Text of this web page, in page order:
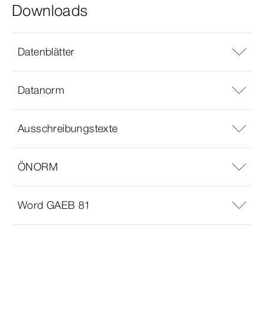
Downloads
Datenblätter
Datanorm
Ausschreibungstexte
ÖNORM
Word GAEB 81